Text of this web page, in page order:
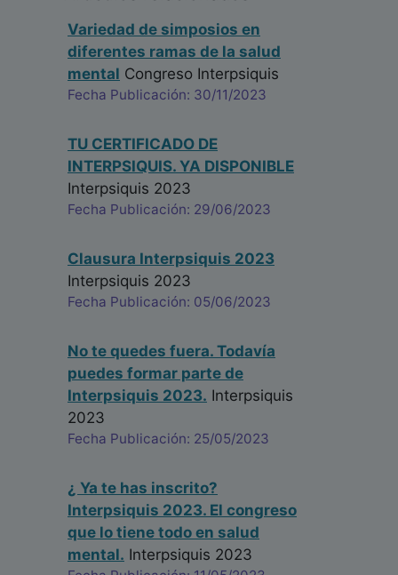
Variedad de simposios en
diferentes ramas de la salud
mental Congreso Interpsiquis
Fecha Publicación: 30/11/2023
TU CERTIFICADO DE
INTERPSIQUIS. YA DISPONIBLE
Interpsiquis 2023
Fecha Publicación: 29/06/2023
Clausura Interpsiquis 2023
Interpsiquis 2023
Fecha Publicación: 05/06/2023
No te quedes fuera. Todavía
puedes formar parte de
Interpsiquis 2023. Interpsiquis
2023
Fecha Publicación: 25/05/2023
¿ Ya te has inscrito?
Interpsiquis 2023. El congreso
que lo tiene todo en salud
mental. Interpsiquis 2023